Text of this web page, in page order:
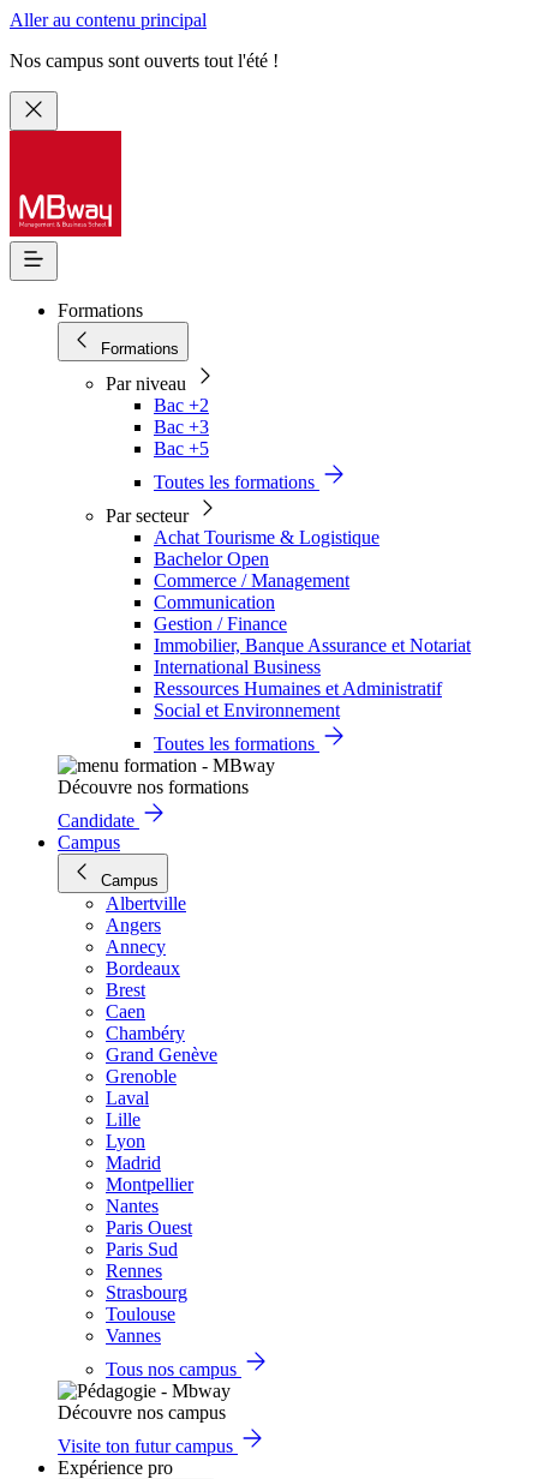
Aller au contenu principal
Nos campus sont ouverts tout l'été !
Formations
Formations
Par niveau
Bac +2
Bac +3
Bac +5
Toutes les formations
Par secteur
Achat Tourisme & Logistique
Bachelor Open
Commerce / Management
Communication
Gestion / Finance
Immobilier, Banque Assurance et Notariat
International Business
Ressources Humaines et Administratif
Social et Environnement
Toutes les formations
Découvre nos formations
Candidate
Campus
Campus
Albertville
Angers
Annecy
Bordeaux
Brest
Caen
Chambéry
Grand Genève
Grenoble
Laval
Lille
Lyon
Madrid
Montpellier
Nantes
Paris Ouest
Paris Sud
Rennes
Strasbourg
Toulouse
Vannes
Tous nos campus
Découvre nos campus
Visite ton futur campus
Expérience pro